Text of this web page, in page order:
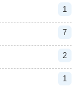
1
7
2
1